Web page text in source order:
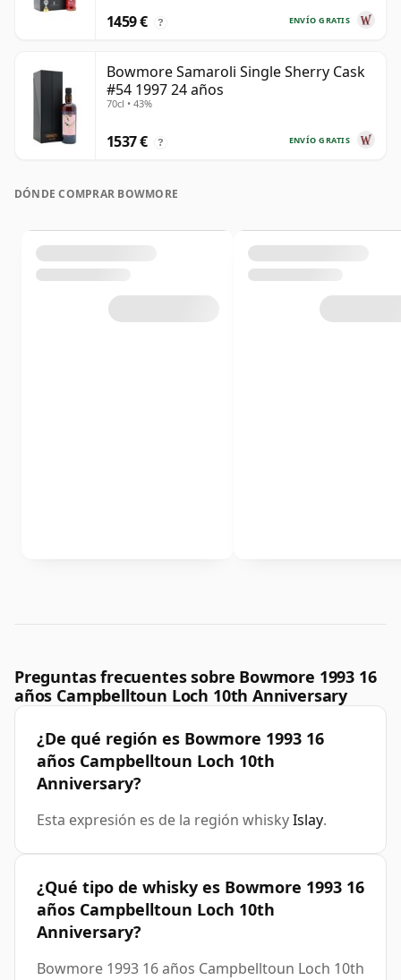
ENVÍO GRATIS
1459 € ?
Bowmore Samaroli Single Sherry Cask
#54 1997 24 años
70cl • 43%
ENVÍO GRATIS
1537 € ?
DÓNDE COMPRAR BOWMORE
Preguntas frecuentes sobre Bowmore 1993 16
años Campbelltoun Loch 10th Anniversary
¿De qué región es Bowmore 1993 16
años Campbelltoun Loch 10th
Anniversary?
Esta expresión es de la región whiskyIslay.
¿Qué tipo de whisky es Bowmore 1993 16
años Campbelltoun Loch 10th
Anniversary?
Bowmore 1993 16 años Campbelltoun Loch 10th